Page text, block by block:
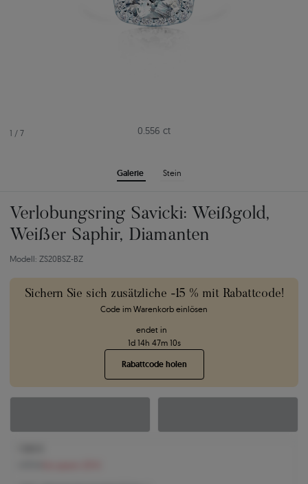
1 / 7
Galerie Stein
0.556 ct
Verlobungsring Savicki: Weißgold,
Weißer Saphir, Diamanten
Modell: ZS20BSZ-BZ
Sichern Sie sich zusätzliche -15 % mit Rabattcode!
Code im Warenkorb einlösen
endet in
1d 14h 47m 9s
Rabattcode holen